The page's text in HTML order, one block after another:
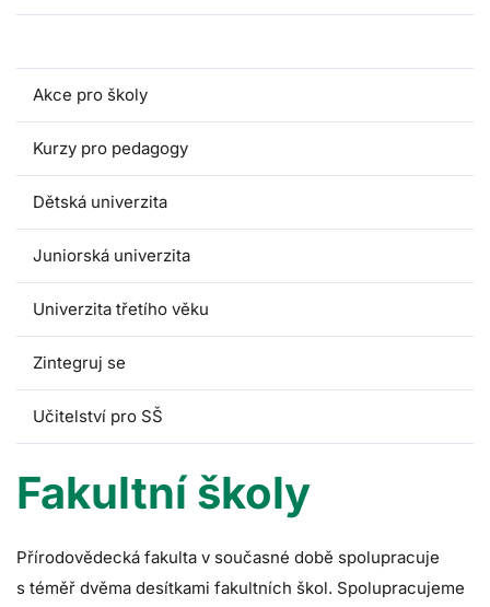
Akce pro školy
Kurzy pro pedagogy
Dětská univerzita
Juniorská univerzita
Univerzita třetího věku
Zintegruj se
Učitelství pro SŠ
Fakultní školy
Přírodovědecká fakulta v současné době spolupracuje
s téměř dvěma desítkami fakultních škol. Spolupracujeme